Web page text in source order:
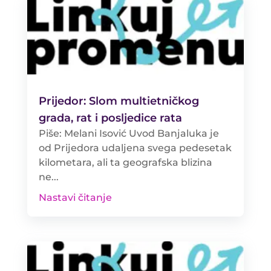
Prijedor: Slom multietničkog
grada, rat i posljedice rata
Piše: Melani Isović Uvod Banjaluka je
od Prijedora udaljena svega pedesetak
kilometara, ali ta geografska blizina
ne...
Nastavi čitanje